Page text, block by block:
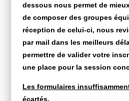
dessous nous permet de
de composer des groupes
réception de celui-ci, nous
par mail dans les meilleurs
permettre de valider votre
une place pour la session
Les formulaires
écartés.